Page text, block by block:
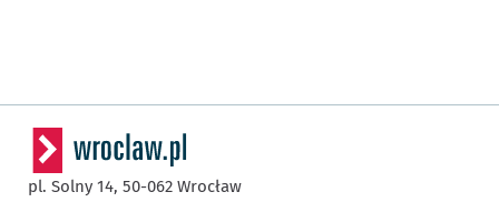
pl. Solny 14, 50-062 Wrocław